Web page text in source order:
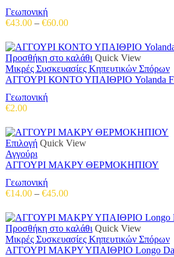
πολλαπλές
παραλλαγές.
επιλογές
μπορούν
να
επιλεγούν
στη
σελίδα
Γεωπονική
€43.00 – €60.00Price
€43.00
through
€60.00
Προσθήκη στο καλάθι Quick View
Μικρές Συσκευασίες Κηπευτικών Σπόρων
ΑΓΓΟΥΡΙ ΚΟΝΤΟ ΥΠΑΙΘΡΙΟ Yolanda
Γεωπονική
€2.00
Επιλογή Αυτό
προϊόν
πολλαπλές
παραλλαγές.
επιλογές
μπορούν
να
επιλεγούν
Quick View
Αγγούρι
ΑΓΓΟΥΡΙ ΜΑΚΡΥ ΘΕΡΜΟΚΗΠΙΟΥ
Γεωπονική
€14.00 – €45.00Price
€14.00
through
€45.00
Προσθήκη στο καλάθι Quick View
Μικρές Συσκευασίες Κηπευτικών Σπόρων
ΑΓΓΟΥΡΙ ΜΑΚΡΥ ΥΠΑΙΘΡΙΟ Longo Da